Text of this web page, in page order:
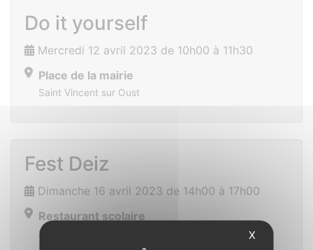
Do it yourself
Mercredi 12 avril 2023 de 10h00 à 11h30
Place de la mairie
Saint Vincent sur Oust
Fest Deiz
Dimanche 16 avril 2023 de 14h00 à 17h00
Restaurant scolaire
Saint Vincent sur Oust X